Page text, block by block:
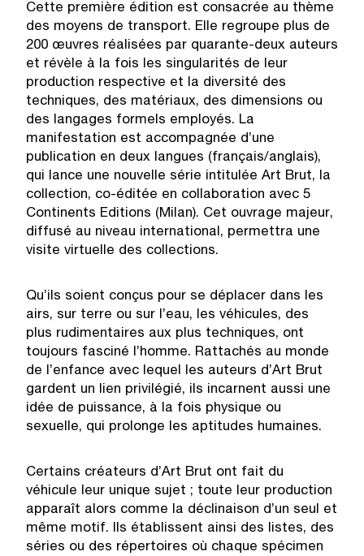
Cette première édition est consacrée au thème
des moyens de transport. Elle regroupe plus de
200 œuvres réalisées par quarante-deux auteurs
et révèle à la fois les singularités de leur
production respective et la diversité des
techniques, des matériaux, des dimensions ou
des langages formels employés. La
manifestation est accompagnée d’une
publication en deux langues (français/anglais),
qui lance une nouvelle série intitulée Art Brut, la
collection, co-éditée en collaboration avec 5
Continents Editions (Milan). Cet ouvrage majeur,
diffusé au niveau international, permettra une
visite virtuelle des collections.
Qu’ils soient conçus pour se déplacer dans les
airs, sur terre ou sur l’eau, les véhicules, des
plus rudimentaires aux plus techniques, ont
toujours fasciné l’homme. Rattachés au monde
de l’enfance avec lequel les auteurs d’Art Brut
gardent un lien privilégié, ils incarnent aussi une
idée de puissance, à la fois physique ou
sexuelle, qui prolonge les aptitudes humaines.
Certains créateurs d’Art Brut ont fait du
véhicule leur unique sujet ; toute leur production
apparaît alors comme la déclinaison d’un seul et
même motif. Ils établissent ainsi des listes, des
séries ou des répertoires où chaque spécimen